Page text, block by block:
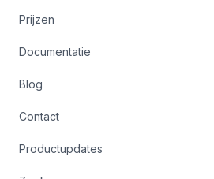
Prijzen
Documentatie
Blog
Contact
Productupdates